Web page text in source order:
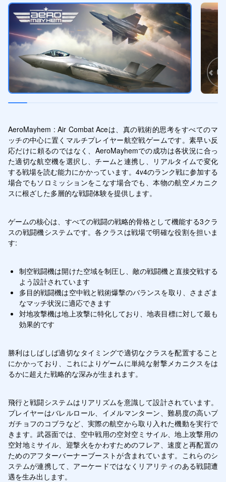
AeroMayhem : Air Combat Aceは、真の戦術的思考をすべてのマ
ッチの中心に置くマルチプレイヤー航空戦ゲームです。素早い反
応だけに頼るのではなく、AeroMayhemでの成功は各状況に合っ
た適切な航空機を選択し、チームと連携し、リアルタイムで変化
する戦場を読む能力にかかっています。4v4のランク戦に参加する
場合でもソロミッションをこなす場合でも、本物の航空メカニク
スに根ざした多層的な戦闘体験を提供します。
ゲームの核心は、すべての戦闘の戦略的骨格として機能する3クラ
スの戦闘機システムです。各クラスは戦場で明確な役割を担いま
す:
制空戦闘機は開けた空域を制圧し、敵の戦闘機と直接交戦する
よう設計されています
多目的戦闘機は空中戦と戦術爆撃のバランスを取り、さまざま
なマッチ状況に適応できます
対地攻撃機は地上攻撃に特化しており、地表目標に対して最も
効果的です
勝利はしばしば適切なタイミングで適切なクラスを配置すること
にかかっており、これによりゲームに単純な射撃メカニクスをは
るかに超えた戦略的な深みが生まれます。
飛行と戦闘システムはリアリズムを意識して設計されています。
プレイヤーはバレルロール、イメルマンターン、難易度の高いプ
ガチョフのコブラなど、実際の航空から取り入れた機動を実行で
きます。武器面では、空中戦用の空対空ミサイル、地上攻撃用の
空対地ミサイル、迎撃火をかわすためのフレア、速度と再配置の
ためのアフターバーナーブーストが含まれています。これらのシ
ステムが連携して、アーケードではなくリアリティのある戦闘遭
遇を生み出します。